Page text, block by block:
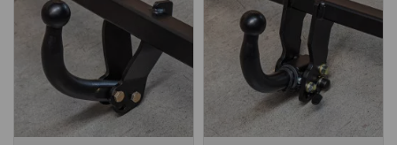
cârligele de remorcare au un tratament special de
suprafață anticorozivă și sunt cu
o garanție de 5 ani .
Pentru fiecare cârlig de remorcare, aveți opțiunea de a
alege instalația electrică în funcție de ceea ce ați dori să
tractați. De asemenea puteți alege și montarea cârligului
de remorcare la una dintre unitățile noastre - Groși sau